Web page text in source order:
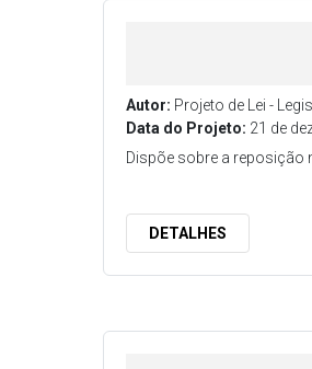
Autor: Projeto de Lei -
Data do Projeto: 21 de
Dispõe sobre a reposição
DETALHES